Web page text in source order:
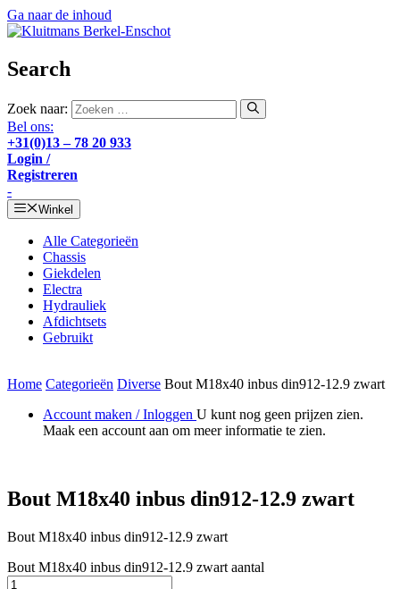
Ga naar de inhoud
Search
Zoek naar:
Bel ons:
+31(0)13 – 78 20 933
Login /
Registreren
-
Winkel
Alle Categorieën
Chassis
Giekdelen
Electra
Hydrauliek
Afdichtsets
Gebruikt
Home Categorieën Diverse Bout M18x40 inbus din912-12.9 zwart
Account maken / Inloggen U kunt nog geen prijzen zien.
Maak een account aan om meer informatie te zien.
Bout M18x40 inbus din912-12.9 zwart
Bout M18x40 inbus din912-12.9 zwart
Bout M18x40 inbus din912-12.9 zwart aantal